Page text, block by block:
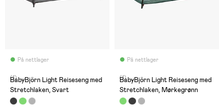
På nettlager
(1)
BabyBjörn Light Reiseseng med
Stretchlaken, Svart
På nettlager
(1)
BabyBjörn Light Reiseseng med
Stretchlaken, Mørkegrønn